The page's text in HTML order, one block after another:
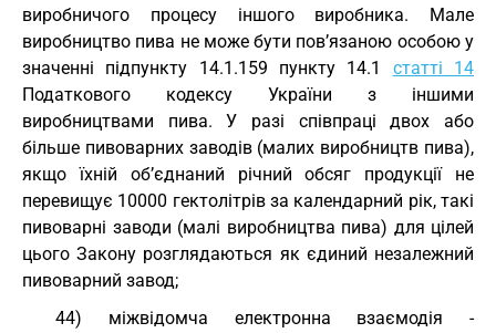
виробничого процесу іншого виробника. Мале
виробництво пива не може бути пов’язаною особою у
значенні підпункту 14.1.159 пункту 14.1 статті 14
Податкового кодексу України з іншими
виробництвами пива. У разі співпраці двох або
більше пивоварних заводів (малих виробництв пива),
якщо їхній об’єднаний річний обсяг продукції не
перевищує 10000 гектолітрів за календарний рік, такі
пивоварні заводи (малі виробництва пива) для цілей
цього Закону розглядаються як єдиний незалежний
пивоварний завод;
44) міжвідомча електронна взаємодія -